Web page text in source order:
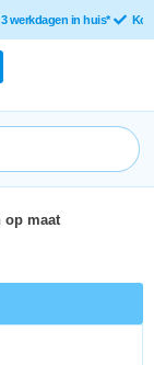
werkdagen in huis*
op maat